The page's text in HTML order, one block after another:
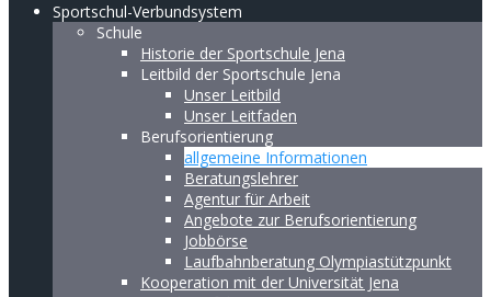
Sportschul-Verbundsystem
Schule
Historie der Sportschule Jena
Leitbild der Sportschule Jena
Unser Leitbild
Unser Leitfaden
Berufsorientierung
allgemeine Informationen
Beratungslehrer
Agentur für Arbeit
Angebote zur Berufsorientierung
Jobbörse
Laufbahnberatung Olympiastützpunkt
Kooperation mit der Universität Jena